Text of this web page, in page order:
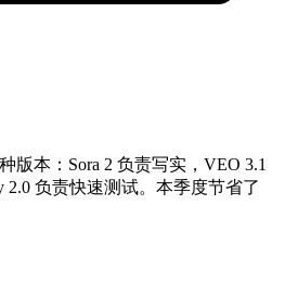
版本：Sora 2 负责写实，VEO 3.1
2.0 负责快速测试。本季度节省了